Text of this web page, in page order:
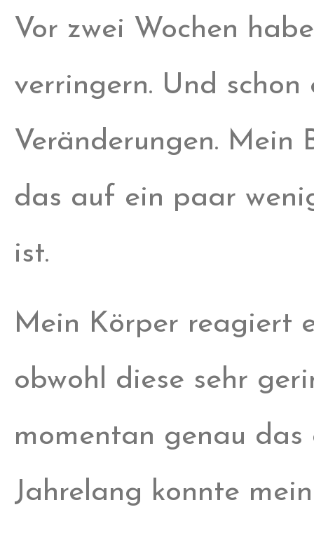
Vor zwei Wochen
verringern. Und
Veränderungen. Mein
das auf ein paar
ist.
Mein Körper reagiert
obwohl diese sehr
momentan genau das
Jahrelang konnte